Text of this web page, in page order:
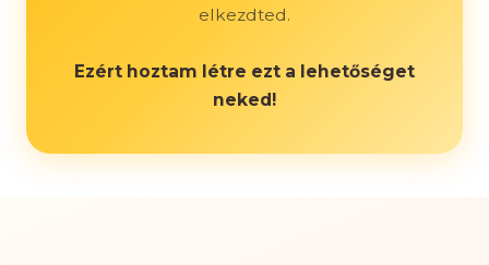
elkezdted.
Ezért hoztam létre ezt a lehetőséget
neked!